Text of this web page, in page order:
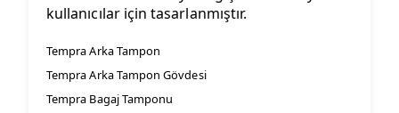
kullanıcılar için tasarlanmıştır.
Tempra Arka Tampon
Tempra Arka Tampon Gövdesi
Tempra Bagaj Tamponu